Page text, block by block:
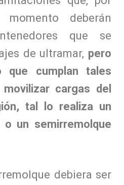
deberán
que se
de ultramar, pero
que cumplan tales
cargas del
tal lo realiza un
un semirremolque
debiera ser